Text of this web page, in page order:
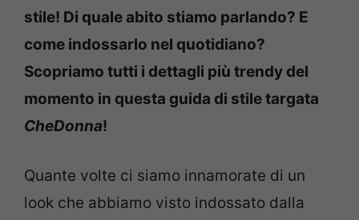
stile! Di quale abito stiamo parlando? E
come indossarlo nel quotidiano?
Scopriamo tutti i dettagli più trendy del
momento in questa guida di stile targata
CheDonna!
Quante volte ci siamo innamorate di un
look che abbiamo visto indossato dalla